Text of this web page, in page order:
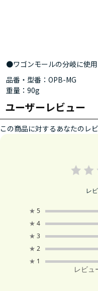
●ワゴンモールの分岐に使
品番・型番：OPB-MG
重量：90g
ユーザーレビュー
この商品に対するあなたのレ
レ
★ 5
★ 4
★ 3
★ 2
★ 1
レビュ